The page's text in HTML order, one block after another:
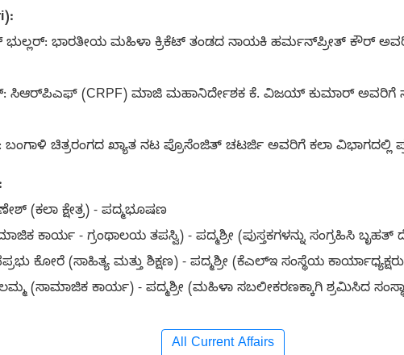
ಭಾರತೀಯ ಮಹಿಳಾ ಕ್ರಿಕೆಟ್ ತಂಡದ ನಾಯಕಿ ಹರ್ಮನ್‌ಪ್ರೀತ್ ಕೌರ್ ಅವರಿಗೆ
(CRPF) ಮಾಜಿ ಮಹಾನಿರ್ದೇಶಕ ಕೆ. ವಿಜಯ್ ಕುಮಾರ್ ಅವರಿಗೆ
ಚಿತ್ರರಂಗದ ಖ್ಯಾತ ನಟ ಪ್ರೊಸೆಂಜಿತ್ ಚಟರ್ಜಿ ಅವರಿಗೆ ಕಲಾ ವಿಭಾಗದಲ್ಲಿ
(ಕಲಾ ಕ್ಷೇತ್ರ) - ಪದ್ಮಭೂಷಣ
ಕಾರ್ಯ - ಗ್ರಂಥಾಲಯ ತಪಸ್ವಿ) - ಪದ್ಮಶ್ರೀ (ಪುಸ್ತಕಗಳನ್ನು ಸಂಗ್ರಹಿಸಿ
ಕೋರೆ (ಸಾಹಿತ್ಯ ಮತ್ತು ಶಿಕ್ಷಣ) - ಪದ್ಮಶ್ರೀ (ಕೆಎಲ್‌ಇ ಸಂಸ್ಥೆಯ ಕಾರ್ಯಾಧ್ಯಕ್ಷರು
(ಸಾಮಾಜಿಕ ಕಾರ್ಯ) - ಪದ್ಮಶ್ರೀ (ಮಹಿಳಾ ಸಬಲೀಕರಣಕ್ಕಾಗಿ ಶ್ರಮಿಸಿದ
All Current Affairs